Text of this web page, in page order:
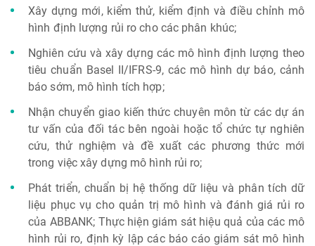
Xây dựng mới, kiểm thử, kiểm định và điều chỉnh mô
hình định lượng rủi ro cho các phân khúc;
Nghiên cứu và xây dựng các mô hình định lượng theo
tiêu chuẩn Basel II/IFRS-9, các mô hình dự báo, cảnh
báo sớm, mô hình tích hợp;
Nhận chuyển giao kiến thức chuyên môn từ các dự án
tư vấn của đối tác bên ngoài hoặc tổ chức tự nghiên
cứu, thử nghiệm và đề xuất các phương thức mới
trong việc xây dựng mô hình rủi ro;
Phát triển, chuẩn bị hệ thống dữ liệu và phân tích dữ
liệu phục vụ cho quản trị mô hình và đánh giá rủi ro
của ABBANK; Thực hiện giám sát hiệu quả của các mô
hình rủi ro, định kỳ lập các báo cáo giám sát mô hình